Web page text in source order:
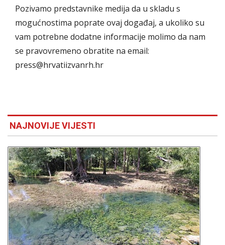
Pozivamo predstavnike medija da u skladu s
mogućnostima poprate ovaj događaj, a ukoliko su
vam potrebne dodatne informacije molimo da nam
se pravovremeno obratite na email:
press@hrvatiizvanrh.hr
NAJNOVIJE VIJESTI